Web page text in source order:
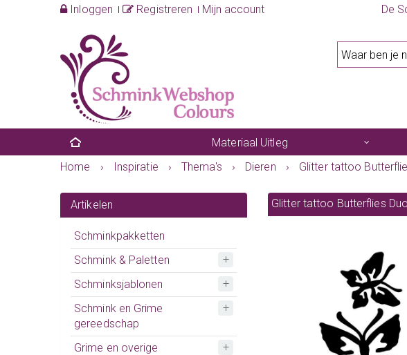
Inloggen Registreren Mijn account
De
Materiaal Uitleg
Home
› Inspiratie › Thema's › Dieren › Glitter tattoo
Artikelen
Schminkpakketten
Schmink & Paletten
Schminksjablonen
Schmink en Grime
gereedschap
Grime en overige
Glitter tattoo Butterflies Duo